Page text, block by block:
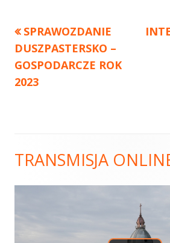
Nawigacja
wpisu
Poprzedni
artykół
SPRAWOZDANIE
DUSZPASTERSKO –
GOSPODARCZE ROK
2023
Główny
panel
boczny
TRANSMISJA